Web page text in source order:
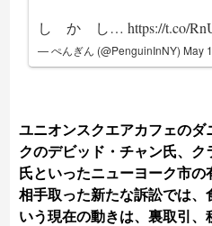
し か し…https://t.co/
— ぺんぎん (@PenguinInNY) May
ユニオンスクエアカフェのダ
クのデビッド・チャン氏、
氏といったニューヨーク市
相手取った新たな訴訟では、
いう現在の動きは、裏取引